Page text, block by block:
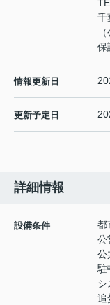
千
保
情報更新日
更新予定日
詳細情報
設備条件
都
公
公
駐
シ
追